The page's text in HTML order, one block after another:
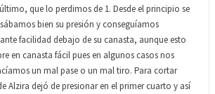
que lo perdimos de 1. Desde el principio se
bien su presión y conseguíamos
facilidad debajo de su canasta, aunque esto
en canasta fácil pues en algunos casos nos
un mal pase o un mal tiro. Para cortar
Alzira dejó de presionar en el primer cuarto y así